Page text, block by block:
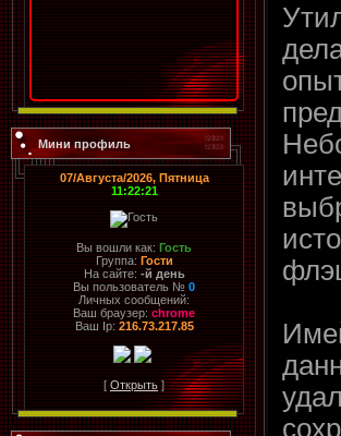
Мини профиль
07/Августа/2026, Пятница
11:22:21
Вы вошли как: Гость
Группа: Гости
На сайте: -й день
Вы пользователь № 0
Личных сообщений:
Ваш браузер: chrome
Ваш Ip:216.73.217.85
[ Открыть]